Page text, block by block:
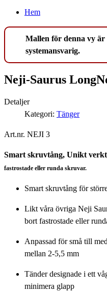
Hem
Mallen för denna vy
systemansvarig.
Neji-Saurus
Detaljer
Kategori: Tänger
Art.nr. NEJI 3
Smart skruvtång, Unikt
fastrostade eller runda skruvar.
Smart skruvtång för
Likt våra övriga Neji
bort fastrostade eller
Anpassad för små till
mellan 2-5,5 mm
Tänder designade i ett
minimera glapp